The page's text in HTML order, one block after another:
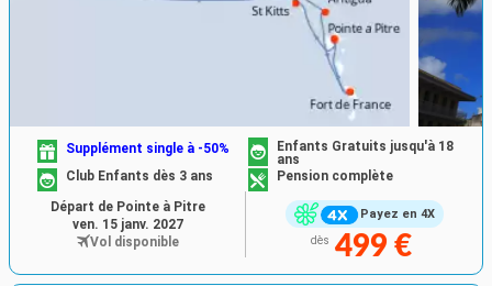
Payez en 4X
Supplément single à -50%
Enfants Gratuits jusqu'à 18
ans
Club Enfants dès 3 ans
Pension complète
dès 499 €
Départ de Pointe à Pitre
ven. 15 janv. 2027
Vol disponible